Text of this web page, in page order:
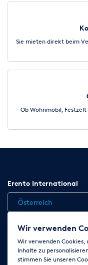
Sie mieten direkt beim
Ob Wohnmobil,
Erento International
Österreich
AGB
Wir verwenden
Wir verwenden
Inhalte zu
stimmen Sie unseren